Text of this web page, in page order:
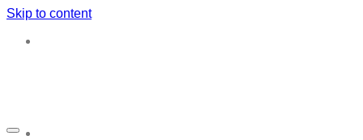
Skip to content